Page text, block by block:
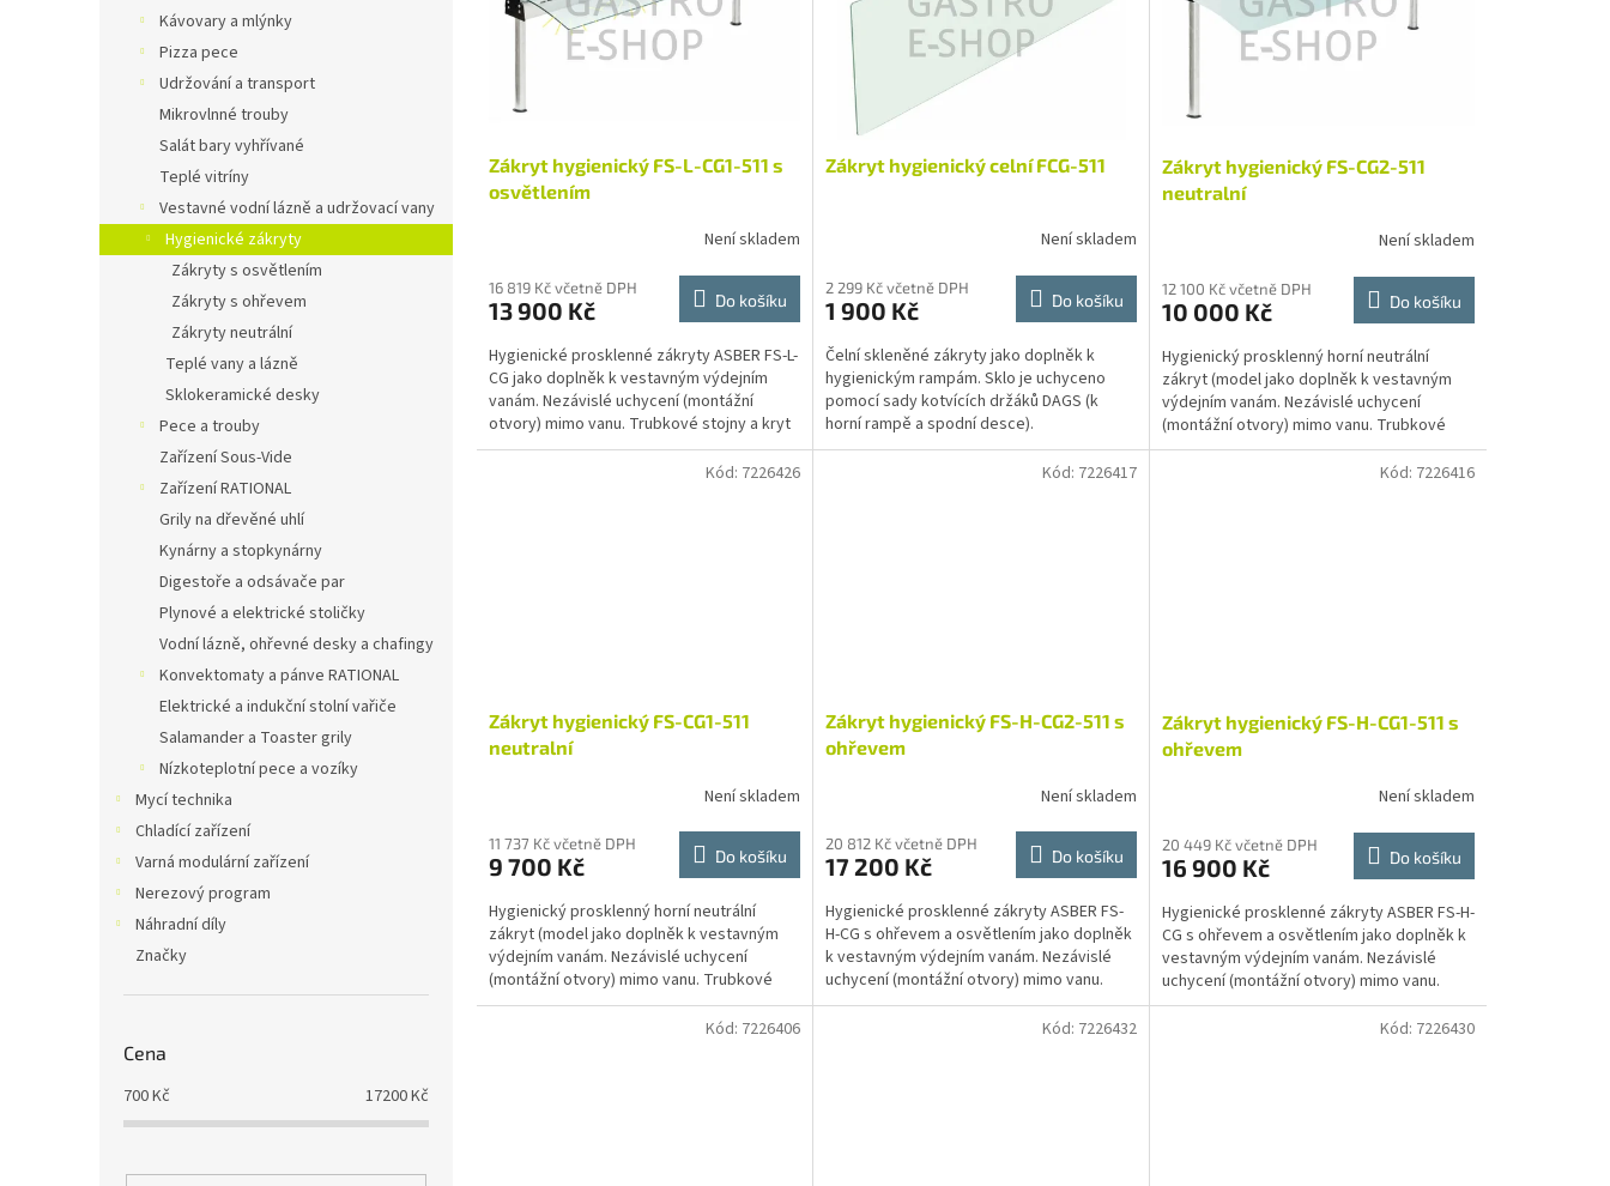
Kávovary a mlýnky
Pizza pece
Udržování a transport
Mikrovlnné trouby
Salát bary vyhřívané
Teplé vitríny
Vestavné vodní lázně a udržovací vany
Hygienické zákryty
Zákryty s osvětlením
Zákryty s ohřevem
Zákryty neutrální
Teplé vany a lázně
Sklokeramické desky
Pece a trouby
Zařízení Sous-Vide
Zařízení RATIONAL
Grily na dřevěné uhlí
Kynárny a stopkynárny
Digestoře a odsávače par
Plynové a elektrické stoličky
Vodní lázně, ohřevné desky a chafingy
Konvektomaty a pánve RATIONAL
Elektrické a indukční stolní vařiče
Salamander a Toaster grily
Nízkoteplotní pece a vozíky
Mycí technika
Chladící zařízení
Varná modulární zařízení
Nerezový program
Náhradní díly
Značky
Cena
700Kč 17200Kč
Zákryt hygienický FS-L-CG1-511 s
osvětlením
Není skladem
16 819 Kč včetně DPH
13 900 Kč Do košíku
Hygienické prosklenné zákryty ASBER FS-L-
CG jako doplněk k vestavným výdejním
vanám. Nezávislé uchycení (montážní
otvory) mimo vanu. Trubkové stojny a kryt
osvětlení je vyroben...
Zákryt hygienický celní FCG-511
Není skladem
2 299 Kč včetně DPH
1 900 Kč Do košíku
Čelní skleněné zákryty jako doplněk k
hygienickým rampám. Sklo je uchyceno
pomocí sady kotvících držáků DAGS (k
horní rampě a spodní desce).
Zákryt hygienický FS-CG2-511
neutralní
Není skladem
12 100 Kč včetně DPH
10 000 Kč Do košíku
Hygienický prosklenný horní neutrální
zákryt (model jako doplněk k vestavným
výdejním vanám. Nezávislé uchycení
(montážní otvory) mimo vanu. Trubkové
stojny jsou vyrobeny z...
Zákryt hygienický FS-CG1-511
neutralní
Není skladem
11 737 Kč včetně DPH
9 700 Kč Do košíku
Hygienický prosklenný horní neutrální
zákryt (model jako doplněk k vestavným
výdejním vanám. Nezávislé uchycení
(montážní otvory) mimo vanu. Trubkové
stojny jsou vyrobeny z...
Kód: 7226426
Zákryt hygienický FS-H-CG2-511 s
ohřevem
Není skladem
20 812 Kč včetně DPH
17 200 Kč Do košíku
Hygienické prosklenné zákryty ASBER FS-
H-CG s ohřevem a osvětlením jako doplněk
k vestavným výdejním vanám. Nezávislé
uchycení (montážní otvory) mimo vanu.
Trubkové stojny a...
Kód: 7226417
Zákryt hygienický FS-H-CG1-511 s
ohřevem
Není skladem
20 449 Kč včetně DPH
16 900 Kč Do košíku
Hygienické prosklenné zákryty ASBER FS-H-
CG s ohřevem a osvětlením jako doplněk k
vestavným výdejním vanám. Nezávislé
uchycení (montážní otvory) mimo vanu.
Trubkové stojny a...
Kód: 7226416
Kód: 7226406 Kód: 7226432 Kód: 7226430